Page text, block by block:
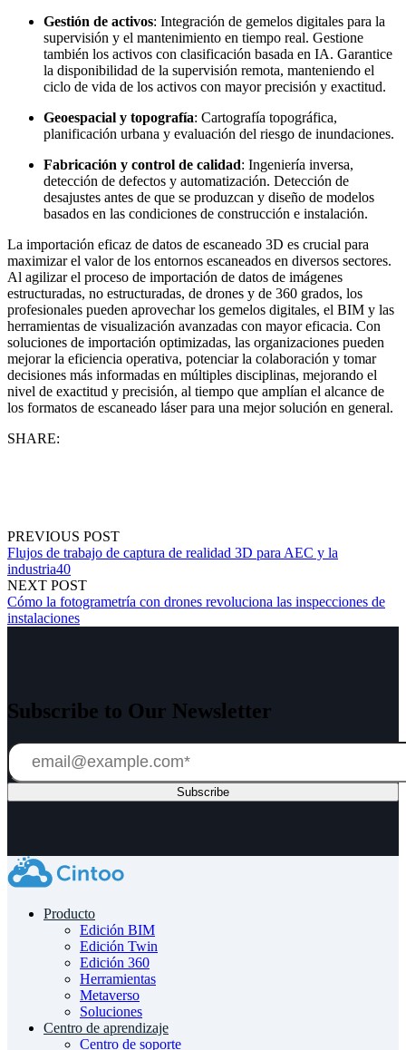
Gestión de activos: Integración de gemelos digitales para la
supervisión y el mantenimiento en tiempo real. Gestione
también los activos con clasificación basada en IA. Garantice
la disponibilidad de la supervisión remota, manteniendo el
ciclo de vida de los activos con mayor precisión y exactitud.
Geoespacial y topografía: Cartografía topográfica,
planificación urbana y evaluación del riesgo de inundaciones.
Fabricación y control de calidad: Ingeniería inversa,
detección de defectos y automatización. Detección de
desajustes antes de que se produzcan y diseño de modelos
basados en las condiciones de construcción e instalación.
La importación eficaz de datos de escaneado 3D es crucial para
maximizar el valor de los entornos escaneados en diversos sectores.
Al agilizar el proceso de importación de datos de imágenes
estructuradas, no estructuradas, de drones y de 360 grados, los
profesionales pueden aprovechar los gemelos digitales, el BIM y las
herramientas de visualización avanzadas con mayor eficacia. Con
soluciones de importación optimizadas, las organizaciones pueden
mejorar la eficiencia operativa, potenciar la colaboración y tomar
decisiones más informadas en múltiples disciplinas, mejorando el
nivel de exactitud y precisión, al tiempo que amplían el alcance de
los formatos de escaneado láser para una mejor solución en general.
SHARE:
PREVIOUS POST
Flujos de trabajo de captura de realidad 3D para AEC y la
industria40
NEXT POST
Cómo la fotogrametría con drones revoluciona las inspecciones de
instalaciones
Subscribe to Our Newsletter
Producto
Edición BIM
Edición Twin
Edición 360
Herramientas
Metaverso
Soluciones
Centro de aprendizaje
Centro de soporte